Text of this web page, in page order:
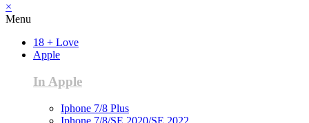
×
Menu
18 + Love
Apple
In Apple
Iphone 7/8 Plus
Iphone 7/8/SE 2020/SE 2022